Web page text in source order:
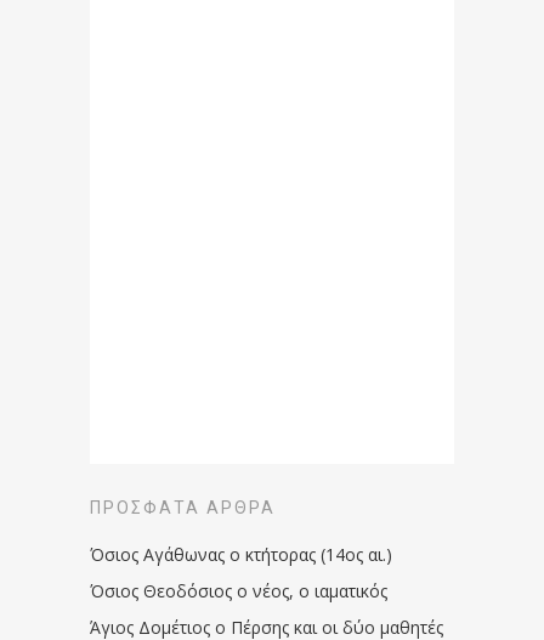
ΠΡΌΣΦΑΤΑ ΆΡΘΡΑ
Όσιος Αγάθωνας ο κτήτορας (14ος αι.)
Όσιος Θεοδόσιος ο νέος, ο ιαματικός
Άγιος Δομέτιος ο Πέρσης και οι δύο μαθητές